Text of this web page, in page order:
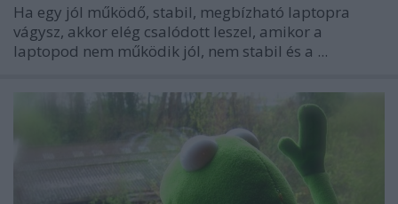
Ha egy jól működő, stabil, megbízható laptopra
vágysz, akkor elég csalódott leszel, amikor a
laptopod nem működik jól, nem stabil és a ...